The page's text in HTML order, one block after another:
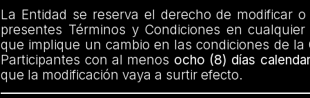
La Entidad se reserva el derecho de modificar
presentes Términos y Condiciones en
que implique un cambio en las condiciones de
Participantes con al menos ocho (8) días
que la modificación vaya a surtir efecto.